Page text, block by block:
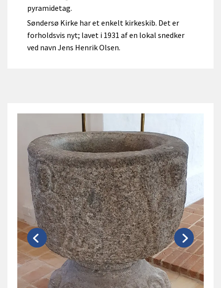
pyramidetag.
Søndersø Kirke har et enkelt kirkeskib. Det er
forholdsvis nyt; lavet i 1931 af en lokal snedker
ved navn Jens Henrik Olsen.